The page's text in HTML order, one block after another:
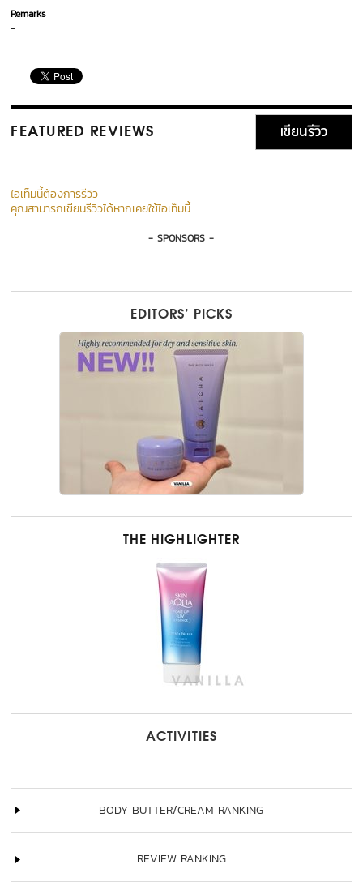
Remarks
-
FEATURED REVIEWS เขียนรีวิว
ไอเท็มนี้ต้องการรีวิว
คุณสามารถเขียนรีวิวได้หากเคยใช้ไอเท็มนี้
- SPONSORS -
EDITORS’ PICKS
THE HIGHLIGHTER
ACTIVITIES
BODY BUTTER/CREAM RANKING
REVIEW RANKING